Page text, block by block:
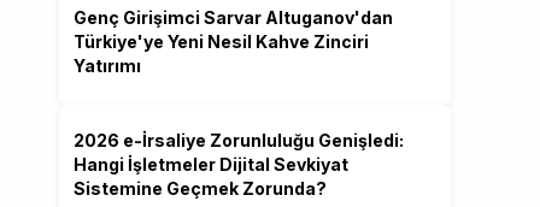
Genç Girişimci Sarvar Altuganov'dan
Türkiye'ye Yeni Nesil Kahve Zinciri
Yatırımı
2026 e-İrsaliye Zorunluluğu Genişledi:
Hangi İşletmeler Dijital Sevkiyat
Sistemine Geçmek Zorunda?